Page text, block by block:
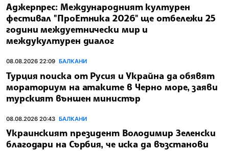
Аджерпрес: Международният културен
фестивал "ПроЕтника 2026" ще отбележи 25
години междуетнически мир и
междукултурен диалог
08.08.2026 22:09 БАЛКАНИ
Турция поиска от Русия и Украйна да обявят
мораториум на атаките в Черно море, заяви
турският външен министър
08.08.2026 20:43 БАЛКАНИ
Украинският президент Володимир Зеленски
благодари на Сърбия, че иска да възстанови